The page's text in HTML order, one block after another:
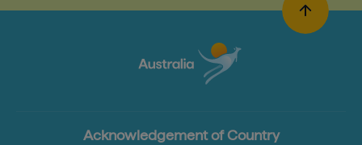
Acknowledgement of Country